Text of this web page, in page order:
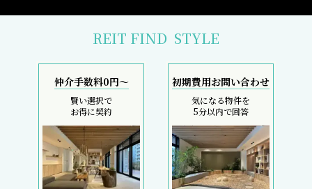
REIT FIND STYLE
仲介手数料0円～
賢い選択で
お得に契約
初期費用お問い合わせ
気になる物件を
5分以内で回答